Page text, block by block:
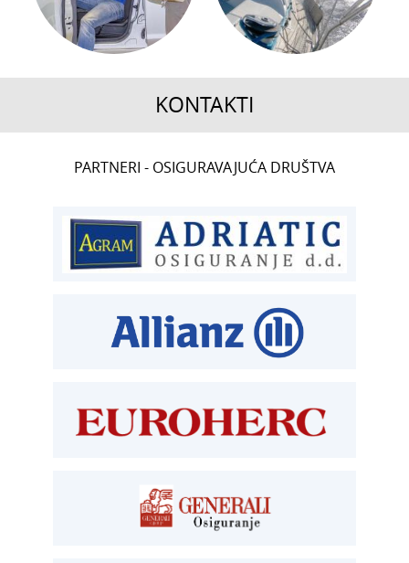
KONTAKTI
ČLANSTVO
TEHNIČKI PREGLED I REGISTRACIJA
kontrolori T:01 6502 265
blagajna T:01 6502 261
homologacija@aksiget.hr
PARTNERI - OSIGURAVAJUĆA DRUŠTVA